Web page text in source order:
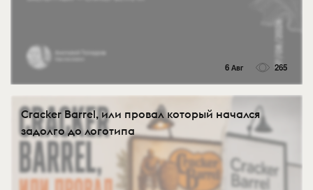
6 Авг 265
Cracker Barrel, или провал который начался
задолго до логотипа